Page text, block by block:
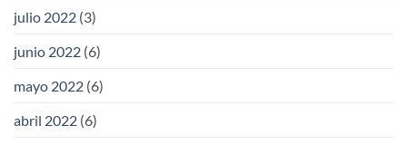
julio 2022 (3)
junio 2022 (6)
mayo 2022 (6)
abril 2022 (6)